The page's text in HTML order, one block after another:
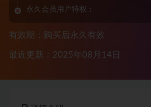
永久会员用户特权：
有效期：购买后永久有效
最近更新：2025年08月14日